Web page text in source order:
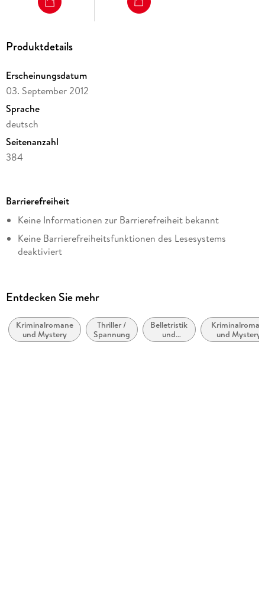
Produktdetails
Erscheinungsdatum
03. September 2012
Sprache
deutsch
Seitenanzahl
384
Reihe
Die Dornröschen-Reihe, 2
Autor/Autorin
Christian von Ditfurth
Penguin Random House
mit Wasserzeichen versehen
Family Sharing
Barrierefreiheit
Keine Informationen zur Barrierefreiheit bekannt
Keine Barrierefreiheitsfunktionen des Lesesystems
deaktiviert
barrierefreiheit@penguinrandomhouse.de
Entdecken Sie mehr
Kriminalromane
und Mystery
Thriller /
Spannung
Belletristik
und
verwandte
und Mystery:
Privatdetektiv